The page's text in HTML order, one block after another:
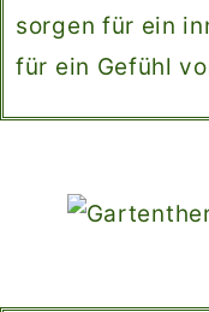
sorgen für ein
für ein Gefühl